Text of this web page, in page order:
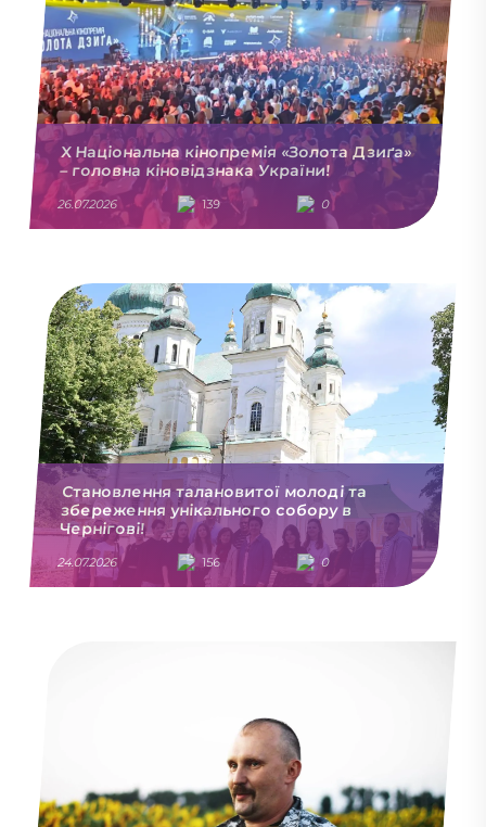
X Національна кінопремія «Золота Дзиґа»
– головна кіновідзнака України!
26.07.2026 139 0
Становлення талановитої молоді та
збереження унікального собору в
Чернігові!
24.07.2026 156 0